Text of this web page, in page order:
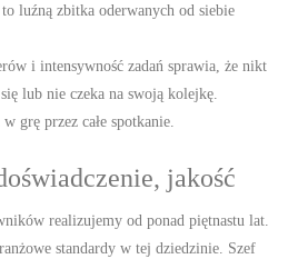
luźną zbitka oderwanych od siebie
i intensywność zadań sprawia, że nikt
lub nie czeka na swoją kolejkę.
grę przez całe spotkanie.
jakość
realizujemy od ponad piętnastu lat.
standardy w tej dziedzinie. Szef